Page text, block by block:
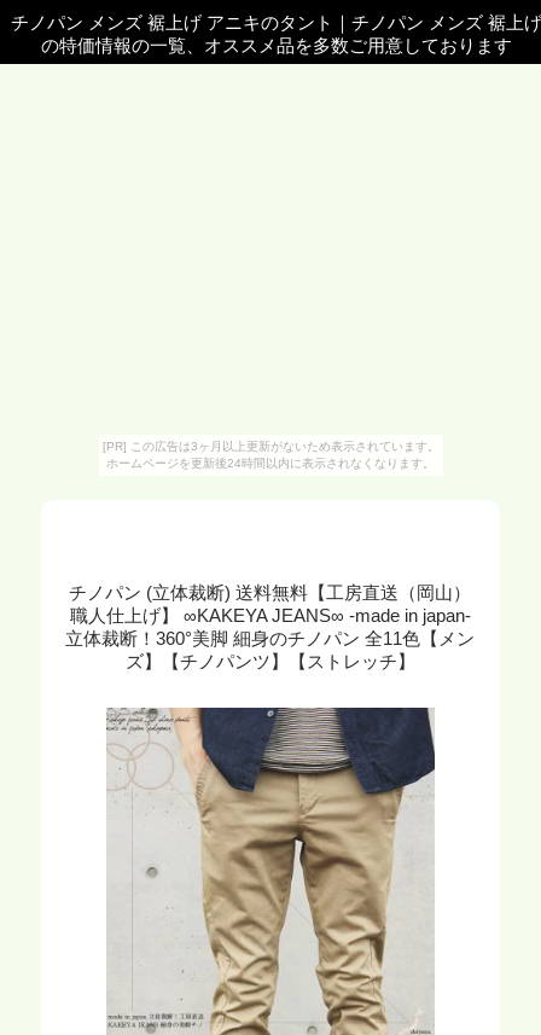
[PR] この広告は3ヶ月以上更新がないため表示されています。
ホームページを更新後24時間以内に表示されなくなります。
チノパン メンズ 裾上げ アニキのタント ｜ チノパン メンズ 裾上げ
の特価情報の一覧、オススメ品を多数ご用意しております
チノパン (立体裁断) 送料無料【工房直送（岡山）
職人仕上げ】 ∞KAKEYA JEANS∞ -made in japan-
立体裁断！360°美脚 細身のチノパン 全11色【メン
ズ】【チノパンツ】【ストレッチ】